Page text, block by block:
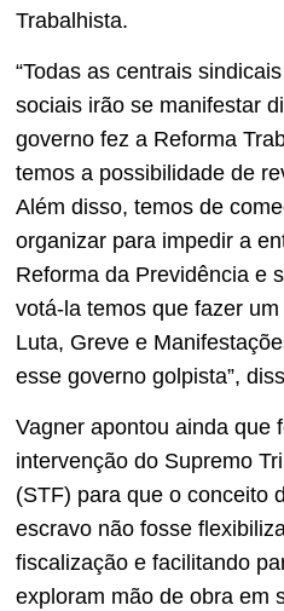
Trabalhista.
“Todas as centrais
sociais irão se manifestar
governo fez a Reforma
temos a possibilidade de
Além disso, temos de
organizar para impedir a
Reforma da Previdência e
votá-la temos que fazer
Luta, Greve e
esse governo golpista”,
Vagner apontou ainda que
intervenção do Supremo
(STF) para que o conceito
escravo não fosse
fiscalização e facilitando
exploram mão de obra em